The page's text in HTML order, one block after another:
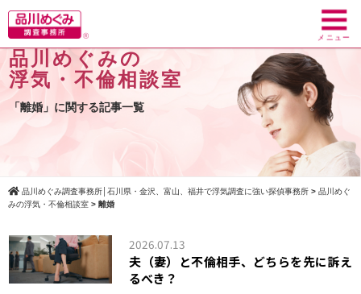
メニュー
品川めぐみの
浮気・不倫相談室
「離婚」に関する記事一覧
品川めぐみ調査事務所│石川県・金沢、富山、福井で浮気調査に強い探偵事務所> 品川めぐ
みの浮気・不倫相談室 > 離婚
2026.07.13
夫（妻）と不倫相手、どちらを先に訴え
るべき？